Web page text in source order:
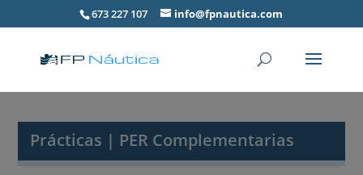
673 227 107 info@fpnautica.com
Prácticas | PER Complementarias